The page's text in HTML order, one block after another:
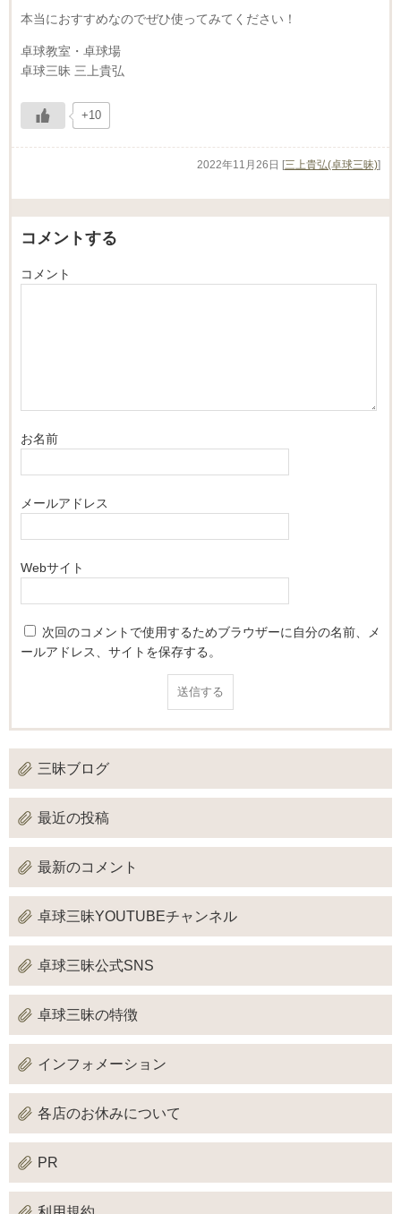
本当におすすめなのでぜひ使ってみてください！
卓球教室・卓球場
卓球三昧 三上貴弘
+10
2022年11月26日 [三上貴弘(卓球三昧)]
コメントする
コメント
お名前
メールアドレス
Webサイト
次回のコメントで使用するためブラウザーに自分の名前、メ
ールアドレス、サイトを保存する。
三昧ブログ
最近の投稿
最新のコメント
卓球三昧YOUTUBEチャンネル
卓球三昧公式SNS
卓球三昧の特徴
インフォメーション
各店のお休みについて
PR